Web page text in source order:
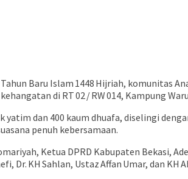
Baru Islam 1448 Hijriah, komunitas
di RT 02 / RW 014, Kampung
dan 400 kaum dhuafa, diselingi
penuh kebersamaan.
Ketua DPRD Kabupaten Bekasi,
Dr. KH Sahlan, Ustaz Affan Umar, dan KH